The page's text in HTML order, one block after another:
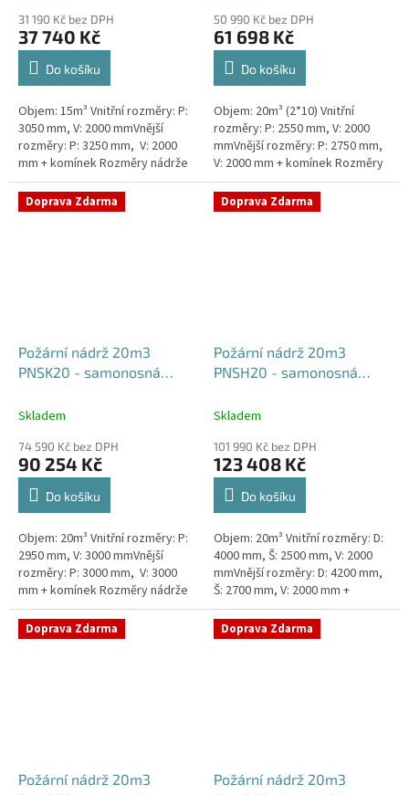
31 190 Kč bez DPH
37 740 Kč
Do košíku
Objem: 15m³ Vnitřní rozměry: P:
3050 mm, V: 2000 mmVnější
rozměry: P: 3250 mm, V: 2000
mm + komínek Rozměry nádrže
možno jakkoliv upravit -
vyrobíme nádrž na míru!Nádrž...
50 990 Kč bez DPH
61 698 Kč
Do košíku
Objem: 20m³ (2*10) Vnitřní
rozměry: P: 2550 mm, V: 2000
mmVnější rozměry: P: 2750 mm,
V: 2000 mm + komínek Rozměry
nádrže možno jakkoliv upravit -
vyrobíme nádrž na...
Doprava Zdarma
Požární nádrž 20m3
PNSK20 - samonosná
Skladem
74 590 Kč bez DPH
90 254 Kč
Do košíku
Objem: 20m³ Vnitřní rozměry: P:
2950 mm, V: 3000 mmVnější
rozměry: P: 3000 mm, V: 3000
mm + komínek Rozměry nádrže
možno jakkoliv upravit -
vyrobíme nádrž na míru!Nádrž...
Doprava Zdarma
Požární nádrž 20m3
PNSH20 - samonosná
Skladem
101 990 Kč bez DPH
123 408 Kč
Do košíku
Objem: 20m³ Vnitřní rozměry: D:
4000 mm, Š: 2500 mm, V: 2000
mmVnější rozměry: D: 4200 mm,
Š: 2700 mm, V: 2000 mm +
komínek Běžná doba dodání 2-3
týdny od objednávky. Rozměry...
Doprava Zdarma
Požární nádrž 20m3
Doprava Zdarma
Požární nádrž 20m3